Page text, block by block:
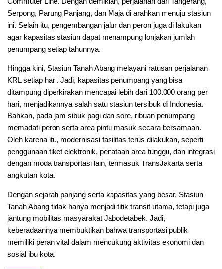
Serpong, Parung Panjang, dan Maja di arahkan menuju stasiun
ini. Selain itu, pengembangan jalur dan peron juga di lakukan
agar kapasitas stasiun dapat menampung lonjakan jumlah
penumpang setiap tahunnya.
Hingga kini, Stasiun Tanah Abang melayani ratusan perjalanan
KRL setiap hari. Jadi, kapasitas penumpang yang bisa
ditampung diperkirakan mencapai lebih dari 100.000 orang per
hari, menjadikannya salah satu stasiun tersibuk di Indonesia.
Bahkan, pada jam sibuk pagi dan sore, ribuan penumpang
memadati peron serta area pintu masuk secara bersamaan.
Oleh karena itu, modernisasi fasilitas terus dilakukan, seperti
penggunaan tiket elektronik, penataan area tunggu, dan integrasi
dengan moda transportasi lain, termasuk TransJakarta serta
angkutan kota.
Dengan sejarah panjang serta kapasitas yang besar, Stasiun
Tanah Abang tidak hanya menjadi titik transit utama, tetapi juga
jantung mobilitas masyarakat Jabodetabek. Jadi,
keberadaannya membuktikan bahwa transportasi publik
memiliki peran vital dalam mendukung aktivitas ekonomi dan
sosial ibu kota.